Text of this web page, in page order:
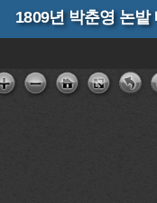
1809년 박춘영 논
賣買文記)
奴庚金 明文)
田賣買文記)
畓賣買文記)
田賣買文記)
畓賣買文記)
日金 田賣買文記)
畓賣買文記)
甲戌 畓賣買文記)